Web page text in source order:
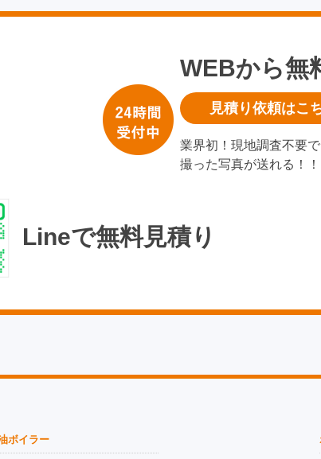
WEBから無
見積り依頼はこ
業界初！現地調査不要
撮った写真が送れる！！
Lineで無料見積り
ボイラー